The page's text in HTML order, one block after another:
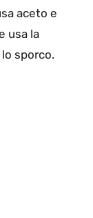
aceto e
usa la
sporco.